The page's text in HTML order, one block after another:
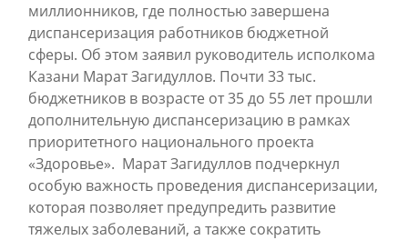
миллионников, где полностью завершена
диспансеризация работников бюджетной
сферы. Об этом заявил руководитель исполкома
Казани Марат Загидуллов. Почти 33 тыс.
бюджетников в возрасте от 35 до 55 лет прошли
дополнительную диспансеризацию в рамках
приоритетного национального проекта
«Здоровье». Марат Загидуллов подчеркнул
особую важность проведения диспансеризации,
которая позволяет предупредить развитие
тяжелых заболеваний, а также сократить